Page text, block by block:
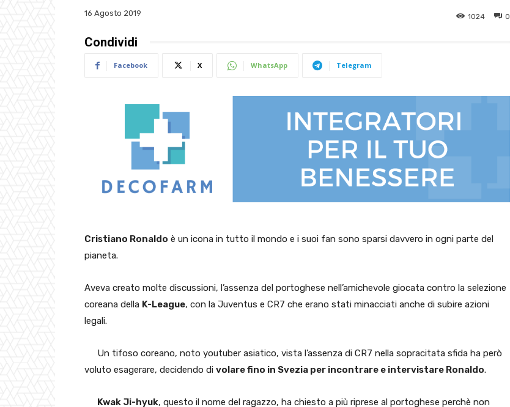
16 Agosto 2019 0
1024
Condividi
Facebook X WhatsApp Telegram
Cristiano Ronaldo è un icona in tutto il mondo e i suoi fan sono sparsi davvero in ogni parte del
pianeta.
Aveva creato molte discussioni, l’assenza del portoghese nell’amichevole giocata contro la selezione
coreana della K-League, con la Juventus e CR7 che erano stati minacciati anche di subire azioni
legali.
Un tifoso coreano, noto youtuber asiatico, vista l’assenza di CR7 nella sopracitata sfida ha però
voluto esagerare, decidendo di volare fino in Svezia per incontrare e intervistare Ronaldo.
Kwak Ji-hyuk, questo il nome del ragazzo, ha chiesto a più riprese al portoghese perchè non